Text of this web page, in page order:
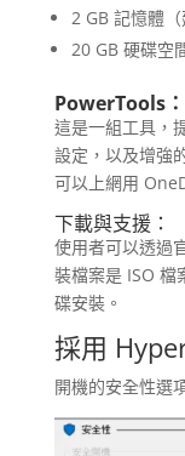
2 GB 記憶體（
20 GB 硬碟空
PowerTools：
這是一組工具，
設定，以及增強
可以上網用
下載與支援：
使用者可以透過
裝檔案是 ISO 檔
碟安裝。
採用
開機的安全性選